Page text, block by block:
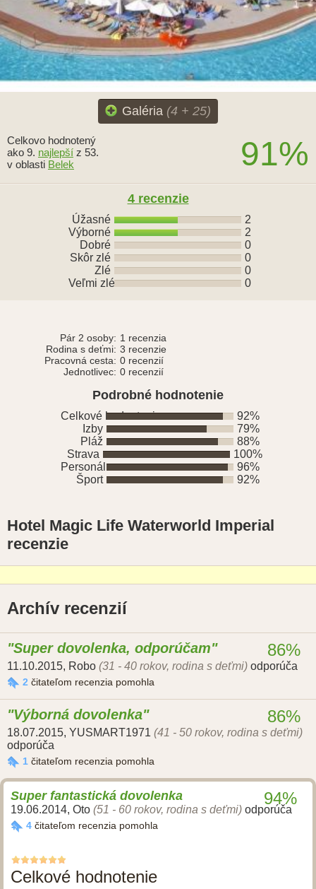
Galéria (4 + 25)
91%
Celkovo hodnotený
ako 9. najlepší z 53.
v oblasti Belek
4 recenzie
Úžasné
2
Výborné
2
Dobré
0
Skôr zlé
0
Zlé
0
Veľmi zlé
0
Pár 2 osoby: 1 recenzia
Rodina s deťmi: 3 recenzie
Pracovná cesta: 0 recenzií
Jednotlivec: 0 recenzií
Podrobné hodnotenie
Celkové hodnotenie
92%
Izby
79%
Pláž
88%
Strava
100%
Personál
96%
Šport
92%
Hotel Magic Life Waterworld Imperial
recenzie
Archív recenzií
Super dovolenka, odporúčam
11.10.2015, Robo (31 - 40 rokov, rodina s deťmi) odporúča
2 čitateľom recenzia pomohla
86%
Výborná dovolenka
18.07.2015, YUSMART1971 (41 - 50 rokov, rodina s deťmi)
odporúča
1 čitateľom recenzia pomohla
86%
Super fantastická dovolenka
19.06.2014, Oto (51 - 60 rokov, rodina s deťmi) odporúča
4 čitateľom recenzia pomohla
94%
Celkové hodnotenie